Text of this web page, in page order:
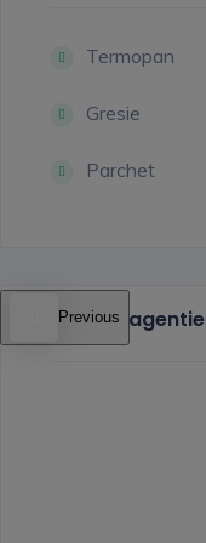
Previous
Termopan
Gresie
Parchet
Locatie agentie